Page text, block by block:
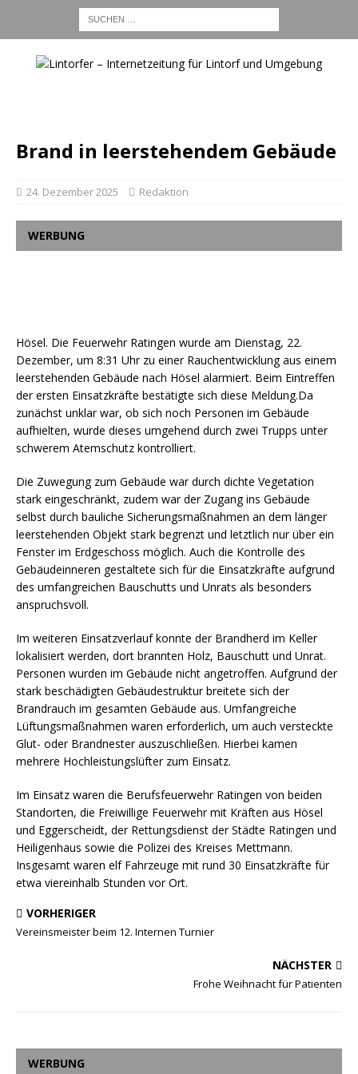
Brand in leerstehendem Gebäude
24. Dezember 2025 Redaktion
WERBUNG
Hösel. Die Feuerwehr Ratingen wurde am Dienstag, 22.
Dezember, um 8:31 Uhr zu einer Rauchentwicklung aus einem
leerstehenden Gebäude nach Hösel alarmiert. Beim Eintreffen
der ersten Einsatzkräfte bestätigte sich diese Meldung.Da
zunächst unklar war, ob sich noch Personen im Gebäude
aufhielten, wurde dieses umgehend durch zwei Trupps unter
schwerem Atemschutz kontrolliert.
Die Zuwegung zum Gebäude war durch dichte Vegetation
stark eingeschränkt, zudem war der Zugang ins Gebäude
selbst durch bauliche Sicherungsmaßnahmen an dem länger
leerstehenden Objekt stark begrenzt und letztlich nur über ein
Fenster im Erdgeschoss möglich. Auch die Kontrolle des
Gebäudeinneren gestaltete sich für die Einsatzkräfte aufgrund
des umfangreichen Bauschutts und Unrats als besonders
anspruchsvoll.
Im weiteren Einsatzverlauf konnte der Brandherd im Keller
lokalisiert werden, dort brannten Holz, Bauschutt und Unrat.
Personen wurden im Gebäude nicht angetroffen. Aufgrund der
stark beschädigten Gebäudestruktur breitete sich der
Brandrauch im gesamten Gebäude aus. Umfangreiche
Lüftungsmaßnahmen waren erforderlich, um auch versteckte
Glut- oder Brandnester auszuschließen. Hierbei kamen
mehrere Hochleistungslüfter zum Einsatz.
Im Einsatz waren die Berufsfeuerwehr Ratingen von beiden
Standorten, die Freiwillige Feuerwehr mit Kräften aus Hösel
und Eggerscheidt, der Rettungsdienst der Städte Ratingen und
Heiligenhaus sowie die Polizei des Kreises Mettmann.
Insgesamt waren elf Fahrzeuge mit rund 30 Einsatzkräfte für
etwa viereinhalb Stunden vor Ort.
VORHERIGER
Vereinsmeister beim 12. Internen Turnier
NÄCHSTER
Frohe Weihnacht für Patienten
WERBUNG